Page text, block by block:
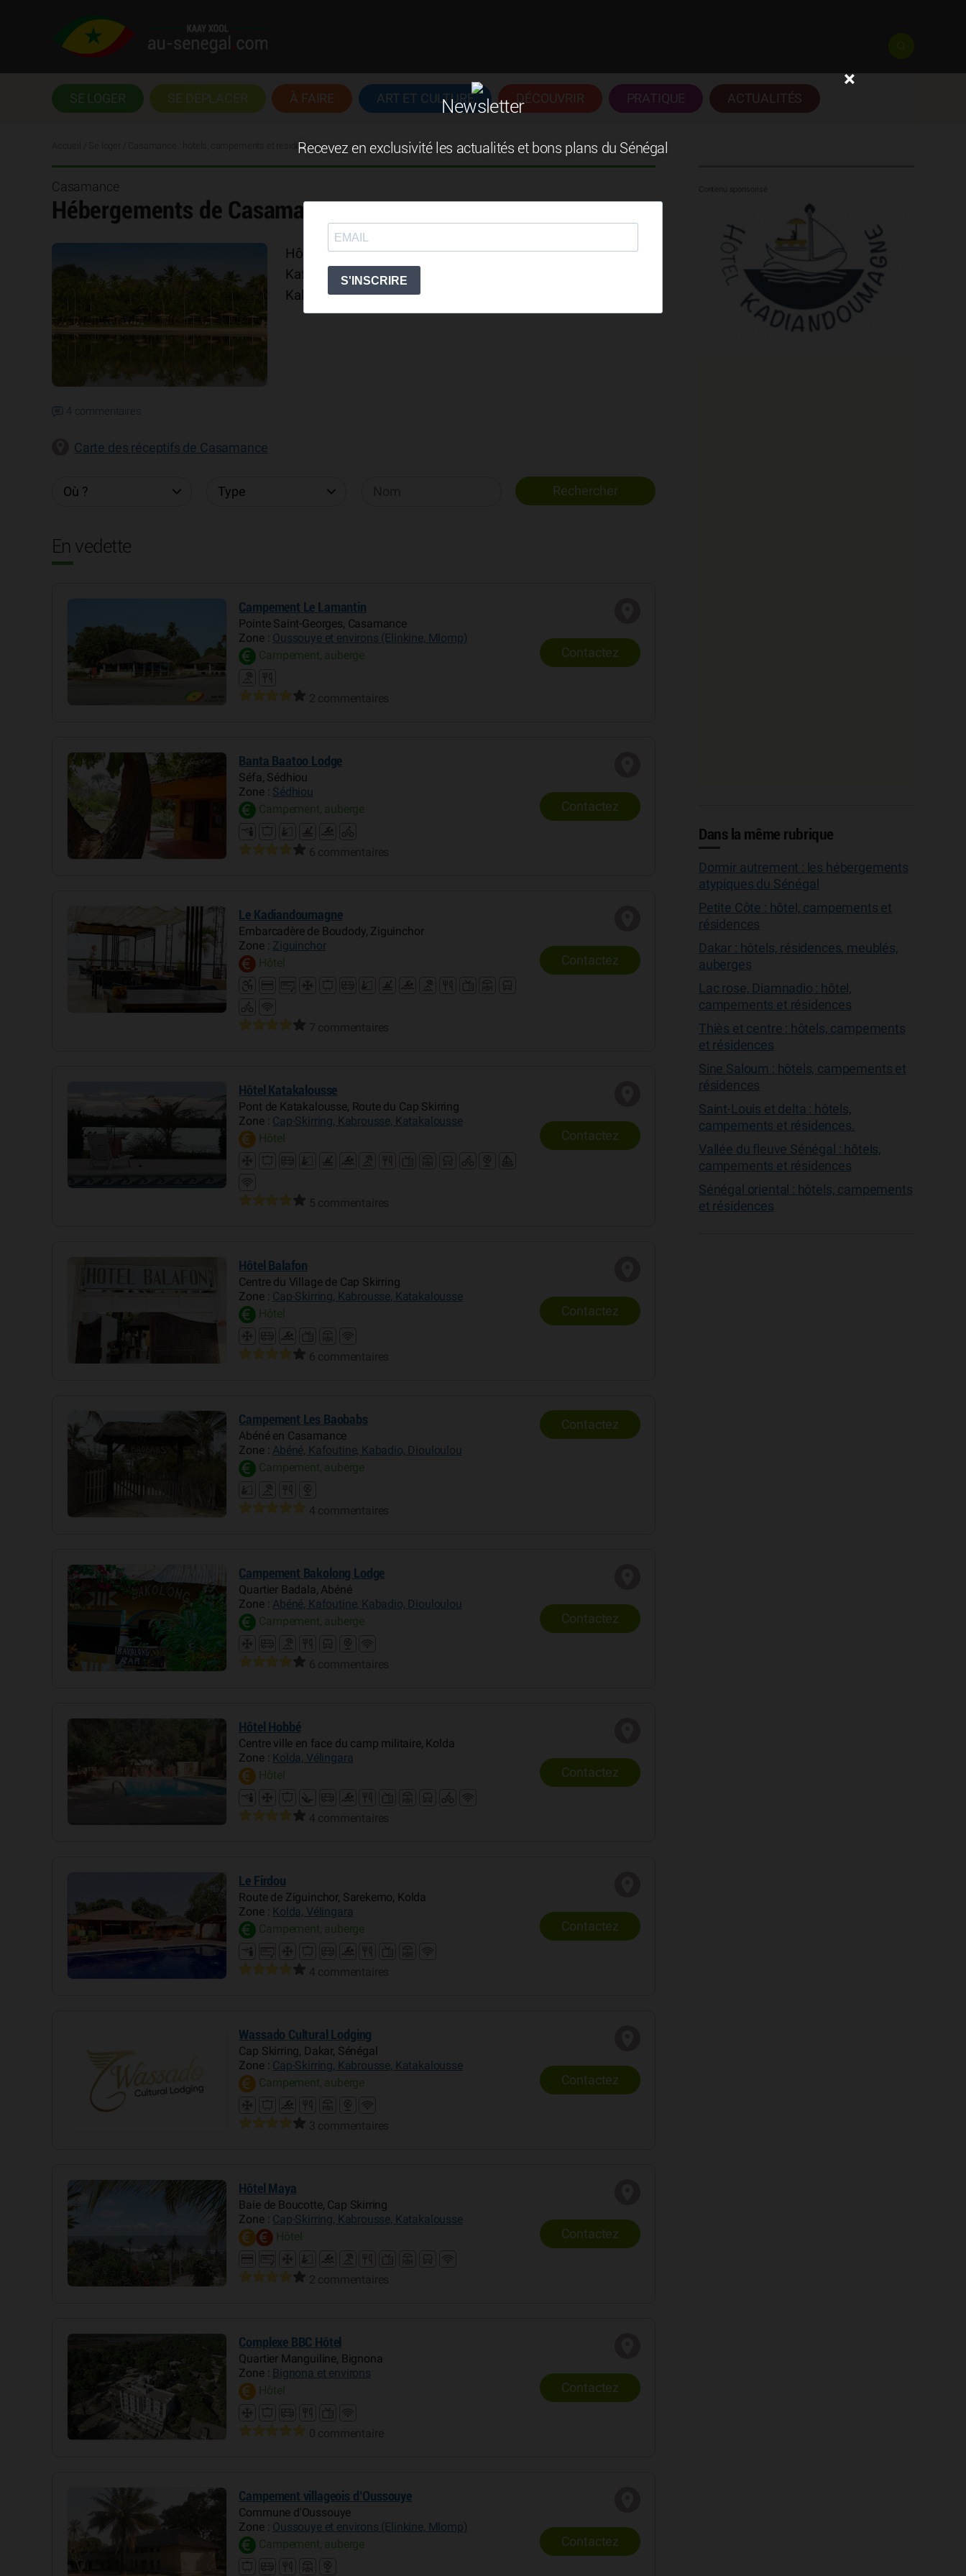
SE LOGER SE DÉPLACER À FAIRE ART ET CULTURE DÉCOUVRIR PRATIQUE ACTUALITÉS
Casamance : hôtels, campements et résidences
Casamance
Hébergements de Casamance
Hôtels, campements, maisons d’hôtes, résidences d’Abéné,
Kafountine, Bignona, Ziguinchor, Oussouye, Cap Skirring et
Kabrousse, Carabane, Sédhiou, Kolda
4 commentaires
Carte des réceptifs de Casamance
En vedette
Campement Le Lamantin
Pointe Saint-Georges, Casamance
Zone : Oussouye et environs (Elinkine, Mlomp)
Campement, auberge
Contactez
Banta Baatoo Lodge
Séfa, Sédhiou
Zone : Sédhiou
Campement, auberge
Contactez
Le Kadiandoumagne
Embarcadère de Boudody, Ziguinchor
Zone : Ziguinchor
Hôtel
Contactez
Hôtel Katakalousse
Pont de Katakalousse, Route du Cap Skirring
Zone : Cap-Skirring, Kabrousse, Katakalousse
Hôtel
Contactez
Hôtel Balafon
Centre du Village de Cap Skirring
Zone : Cap-Skirring, Kabrousse, Katakalousse
Hôtel
Contactez
Campement Les Baobabs
Abéné en Casamance
Zone : Abéné, Kafoutine, Kabadio, Diouloulou
Campement, auberge
Contactez
Campement Bakolong Lodge
Quartier Badala, Abéné
Zone : Abéné, Kafoutine, Kabadio, Diouloulou
Campement, auberge
Contactez
Hôtel Hobbé
Centre ville en face du camp militaire, Kolda
Zone : Kolda, Vélingara
Hôtel
Contactez
Le Firdou
Route de Ziguinchor, Sarekemo, Kolda
Zone : Kolda, Vélingara
Campement, auberge
Contactez
Wassado Cultural Lodging
Cap Skirring, Dakar, Sénégal
Zone : Cap-Skirring, Kabrousse, Katakalousse
Campement, auberge
Contactez
Hôtel Maya
Baie de Boucotte, Cap Skirring
Zone : Cap-Skirring, Kabrousse, Katakalousse
Hôtel
Contactez
Complexe BBC Hôtel
Quartier Manguiline, Bignona
Zone : Bignona et environs
Hôtel
Contactez
Campement villageois d’Oussouye
Commune d'Oussouye
Zone : Oussouye et environs (Elinkine, Mlomp)
Campement, auberge
Contactez
Dans la même rubrique
Dormir autrement : les hébergements
atypiques du Sénégal
Petite Côte : hôtel, campements et
résidences
Dakar : hôtels, résidences, meublés,
auberges
Lac rose, Diamnadio : hôtel,
campements et résidences
Thiès et centre : hôtels, campements
et résidences
Sine Saloum : hôtels, campements et
résidences
Saint-Louis et delta : hôtels,
campements et résidences.
Vallée du fleuve Sénégal : hôtels,
campements et résidences
Sénégal oriental : hôtels, campements
et résidences
×
Newsletter
Recevez en exclusivité les actualités et bons plans du Sénégal